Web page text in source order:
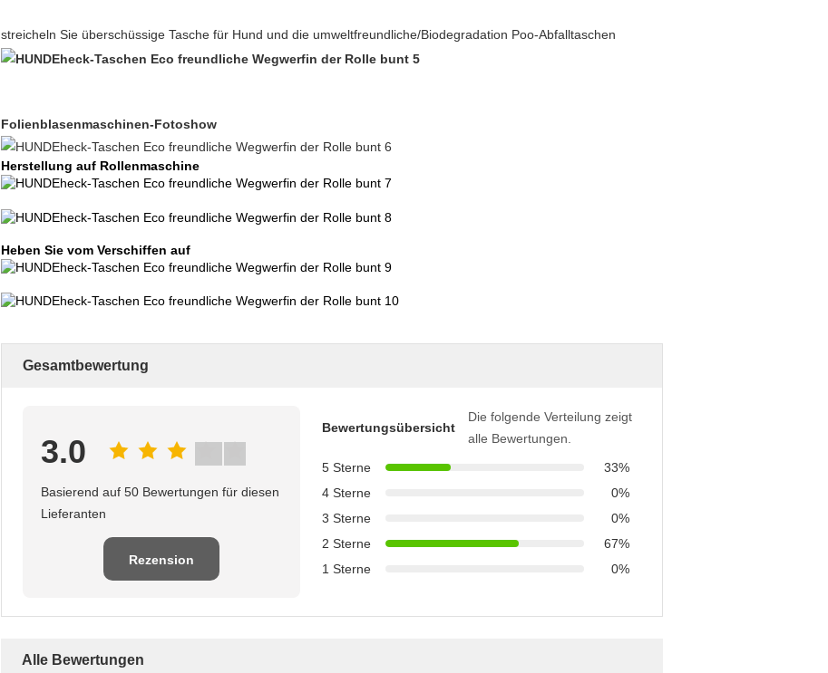
streicheln Sie überschüssige Tasche für Hund und die umweltfreundliche/Biodegradation Poo-Abfalltaschen
Folienblasenmaschinen-Fotoshow
Herstellung auf Rollenmaschine
Heben Sie vom Verschiffen auf
Gesamtbewertung
3.0
Basierend auf 50 Bewertungen für diesen
Lieferanten
Rezension
Bewertungsübersicht
Die folgende Verteilung zeigt
alle Bewertungen.
5 Sterne
33%
4 Sterne
0%
3 Sterne
0%
2 Sterne
67%
1 Sterne
0%
Alle Bewertungen